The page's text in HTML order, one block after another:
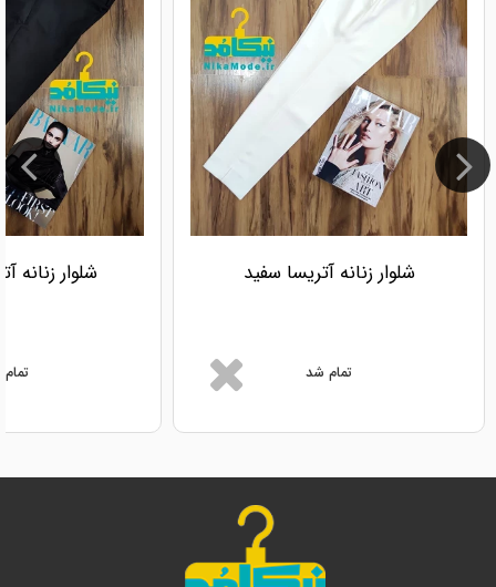
شلوار زنانه آتریسا سفید
تمام شد
شلوار زنانه